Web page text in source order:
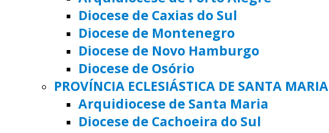
Diocese de Caxias do Sul
Diocese de Montenegro
Diocese de Novo Hamburgo
Diocese de Osório
PROVÍNCIA ECLESIÁSTICA DE SANTA MARIA
Arquidiocese de Santa Maria
Diocese de Cachoeira do Sul